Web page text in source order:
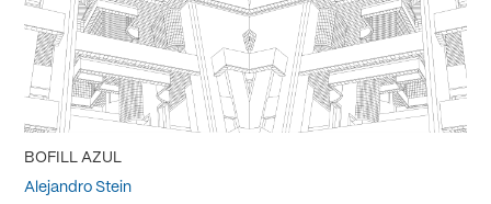
BOFILL AZUL
Alejandro Stein